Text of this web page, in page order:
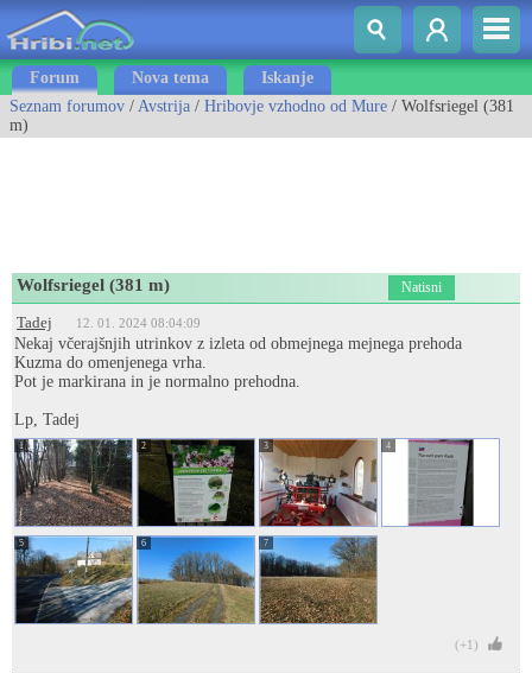
Forum Nova tema
Iskanje
Seznam forumov / Avstrija / Hribovje vzhodno od Mure / Wolfsriegel (381
m)
Wolfsriegel (381 m) Natisni
Tadej 12. 01. 2024 08:04:09
Nekaj včerajšnjih utrinkov z izleta od obmejnega mejnega prehoda
Kuzma do omenjenega vrha.
Pot je markirana in je normalno prehodna.
Lp, Tadej
1 2 3 4
5 6 7
(+1)